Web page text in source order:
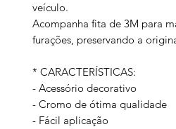
veículo.
Acompanha fita de 3M para
furações, preservando a
* CARACTERÍSTICAS:
- Acessório decorativo
- Cromo de ótima qualidade
- Fácil aplicação